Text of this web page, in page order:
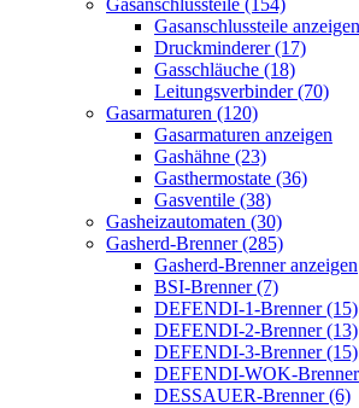
Gasanschlussteile anzeigen
Druckminderer (17)
Gasschläuche (18)
Leitungsverbinder (70)
Gasarmaturen (120)
Gasarmaturen anzeigen
Gashähne (23)
Gasthermostate (36)
Gasventile (38)
Gasheizautomaten (30)
Gasherd-Brenner (285)
Gasherd-Brenner anzeigen
BSI-Brenner (7)
DEFENDI-1-Brenner (15)
DEFENDI-2-Brenner (13)
DEFENDI-3-Brenner (15)
DEFENDI-WOK-
DESSAUER-Brenner (6)